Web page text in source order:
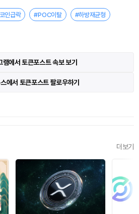
인급락 #POC이탈 #하방재균형
램에서 토큰포스트 속보 보기
에서 토큰포스트 팔로우하기
더보기